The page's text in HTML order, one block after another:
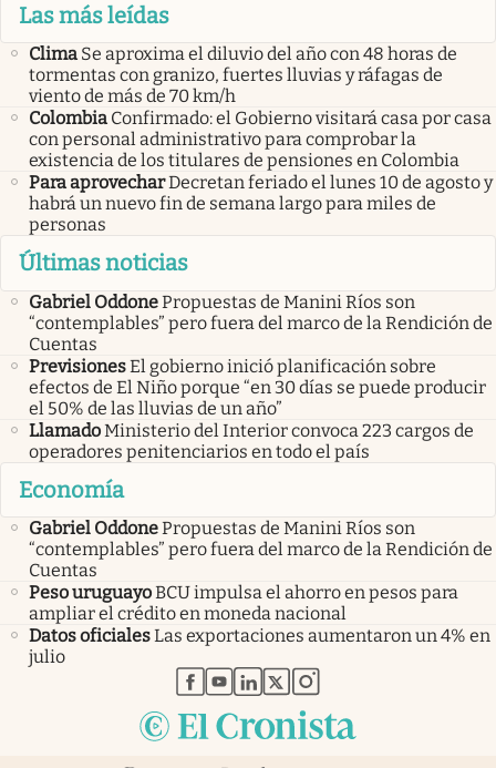
Las más leídas
Clima Se aproxima el diluvio del año con 48 horas de
tormentas con granizo, fuertes lluvias y ráfagas de
viento de más de 70 km/h
Colombia Confirmado: el Gobierno visitará casa por casa
con personal administrativo para comprobar la
existencia de los titulares de pensiones en Colombia
Para aprovecharDecretan feriado el lunes 10 de agosto y
habrá un nuevo fin de semana largo para miles de
personas
Últimas noticias
Gabriel OddonePropuestas de Manini Ríos son
“contemplables” pero fuera del marco de la Rendición de
Cuentas
PrevisionesEl gobierno inició planificación sobre
efectos de El Niño porque “en 30 días se puede producir
el 50% de las lluvias de un año”
LlamadoMinisterio del Interior convoca 223 cargos de
operadores penitenciarios en todo el país
Economía
Gabriel OddonePropuestas de Manini Ríos son
“contemplables” pero fuera del marco de la Rendición de
Cuentas
Peso uruguayoBCU impulsa el ahorro en pesos para
ampliar el crédito en moneda nacional
Datos oficialesLas exportaciones aumentaron un 4% en
julio
abre en nueva pestaña
abre en nueva pestaña
abre en nueva pestaña
abre en nueva pestaña
abre en nueva pestaña